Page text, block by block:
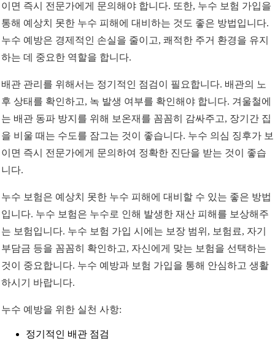
이면 즉시 전문가에게 문의해야 합니다. 또한, 누수 보험 가입을
통해 예상치 못한 누수 피해에 대비하는 것도 좋은 방법입니다.
누수 예방은 경제적인 손실을 줄이고, 쾌적한 주거 환경을 유지
하는 데 중요한 역할을 합니다.
배관 관리를 위해서는 정기적인 점검이 필요합니다. 배관의 노
후 상태를 확인하고, 녹 발생 여부를 확인해야 합니다. 겨울철에
는 배관 동파 방지를 위해 보온재를 꼼꼼히 감싸주고, 장기간 집
을 비울 때는 수도를 잠그는 것이 좋습니다. 누수 의심 징후가 보
이면 즉시 전문가에게 문의하여 정확한 진단을 받는 것이 좋습
니다.
누수 보험은 예상치 못한 누수 피해에 대비할 수 있는 좋은 방법
입니다. 누수 보험은 누수로 인해 발생한 재산 피해를 보상해주
는 보험입니다. 누수 보험 가입 시에는 보장 범위, 보험료, 자기
부담금 등을 꼼꼼히 확인하고, 자신에게 맞는 보험을 선택하는
것이 중요합니다. 누수 예방과 보험 가입을 통해 안심하고 생활
하시기 바랍니다.
누수 예방을 위한 실천 사항:
정기적인 배관 점검